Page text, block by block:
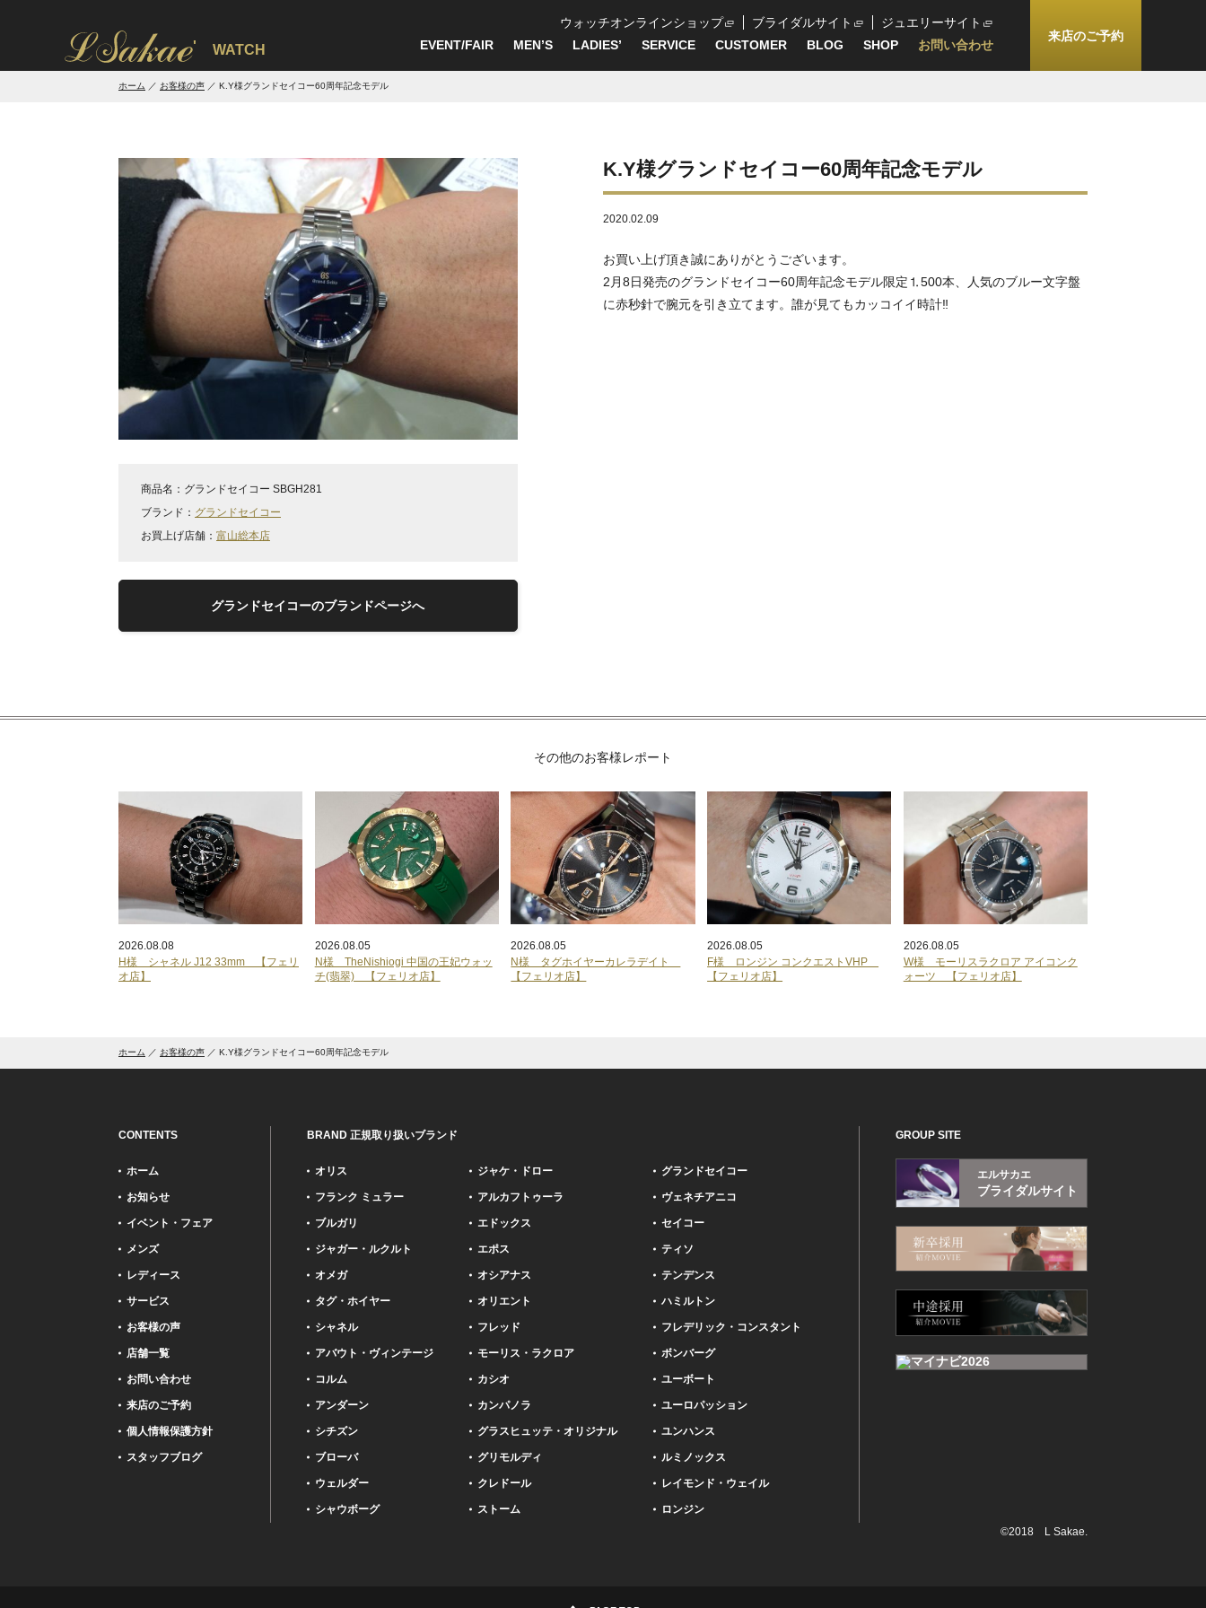
' WATCH
ウォッチオンラインショップ ブライダルサイト
ジュエリーサイト
EVENT/FAIR
MEN’S LADIES’ SERVICE CUSTOMER BLOG SHOP お問い合わせ
来店のご予約
ホーム お客様の声 K.Y様グランドセイコー60周年記念モデル
K.Y様グランドセイコー60周年記念モデル
2020.02.09
お買い上げ頂き誠にありがとうございます。
2月8日発売のグランドセイコー60周年記念モデル限定⒈500本、人気のブルー文字盤
に赤秒針で腕元を引き立てます。誰が見てもカッコイイ時計‼️
商品名： グランドセイコー SBGH281
ブランド： グランドセイコー
お買上げ店舗： 富山総本店
グランドセイコーのブランドページへ
その他のお客様レポート
2026.08.08
H様 シャネル J12 33mm 【フェリ
オ店】
2026.08.05
N様 TheNishiogi 中国の王妃ウォッ
チ(翡翠) 【フェリオ店】
2026.08.05
N様 タグホイヤーカレラデイト
【フェリオ店】
2026.08.05
F様 ロンジン コンクエストVHP
【フェリオ店】
2026.08.05
W様 モーリスラクロア アイコンク
ォーツ 【フェリオ店】
ホーム お客様の声 K.Y様グランドセイコー60周年記念モデル
CONTENTS
ホーム
お知らせ
イベント・フェア
メンズ
レディース
サービス
お客様の声
店舗一覧
お問い合わせ
来店のご予約
個人情報保護方針
スタッフブログ
BRAND 正規取り扱いブランド
オリス
フランク ミュラー
ブルガリ
ジャガー・ルクルト
オメガ
タグ・ホイヤー
シャネル
アバウト・ヴィンテージ
コルム
アンダーン
シチズン
ブローバ
ウェルダー
シャウボーグ
ジャケ・ドロー
アルカフトゥーラ
エドックス
エポス
オシアナス
オリエント
フレッド
モーリス・ラクロア
カシオ
カンパノラ
グラスヒュッテ・オリジナル
グリモルディ
クレドール
ストーム
グランドセイコー
ヴェネチアニコ
セイコー
ティソ
テンデンス
ハミルトン
フレデリック・コンスタント
ボンバーグ
ユーボート
ユーロパッション
ユンハンス
ルミノックス
レイモンド・ウェイル
ロンジン
GROUP SITE
エルサカエ
ブライダルサイト
©2018 L Sakae.